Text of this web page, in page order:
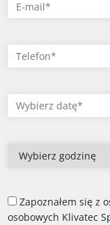
Zapoznałem się z
osobowych Klivatec